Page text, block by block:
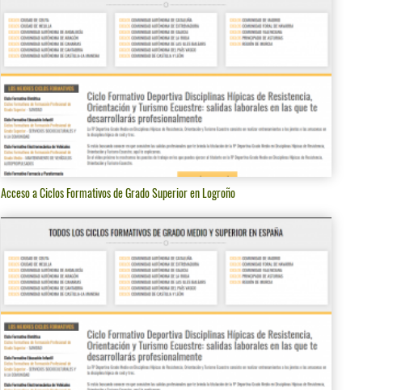
Acceso a Ciclos Formativos de Grado Superior en Logroño